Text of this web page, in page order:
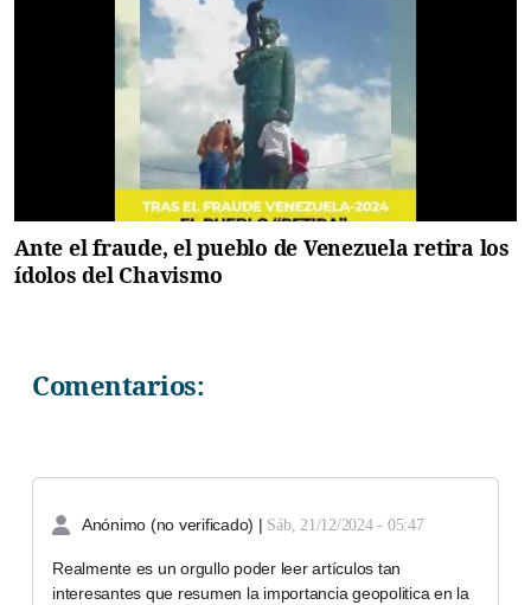
Ante el fraude, el pueblo de Venezuela retira los
ídolos del Chavismo
Comentarios:
Anónimo (no verificado) Sáb, 21/12/2024 - 05:47
Realmente es un orgullo poder leer artículos tan
interesantes que resumen la importancia geopolitica en la